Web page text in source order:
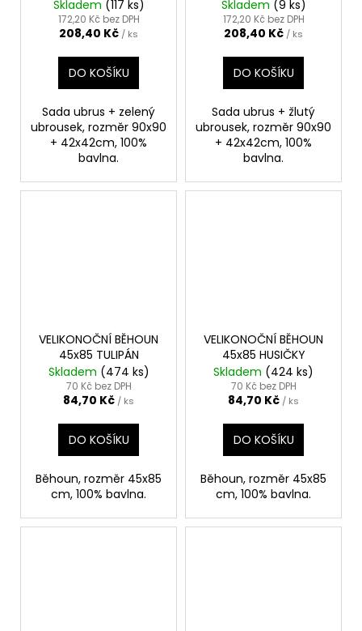
UBROUSEK
Skladem (117 ks)
172,20 Kč bez DPH
208,40 Kč / ks
DO KOŠÍKU
Sada ubrus + zelený
ubrousek, rozměr 90x90
+ 42x42cm, 100%
bavlna.
UBROUSEK
Skladem (9 ks)
172,20 Kč bez DPH
208,40 Kč / ks
DO KOŠÍKU
Sada ubrus + žlutý
ubrousek, rozměr 90x90
+ 42x42cm, 100%
bavlna.
VELIKONOČNÍ BĚHOUN
45x85 TULIPÁN
Skladem (474 ks)
70 Kč bez DPH
84,70 Kč / ks
DO KOŠÍKU
Běhoun, rozměr 45x85
cm, 100% bavlna.
VELIKONOČNÍ BĚHOUN
45x85 HUSIČKY
Skladem (424 ks)
70 Kč bez DPH
84,70 Kč / ks
DO KOŠÍKU
Běhoun, rozměr 45x85
cm, 100% bavlna.